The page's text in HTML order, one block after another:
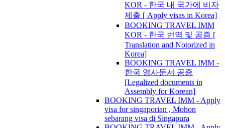
KOR - 한국 내 국가에 비자
제출 [ Apply visas in Korea]
BOOKING TRAVEL IMM
KOR - 한국 번역 및 공증 [
Translation and Notorized in
Korea]
BOOKING TRAVEL IMM -
한국 영사문서 공증
[Legalized documents in
Assembly for Korean]
BOOKING TRAVEL IMM - Apply
visa for singaporian , Mohon
sebarang visa di Singapura